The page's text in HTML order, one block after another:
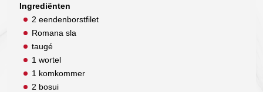
Ingrediënten
2 eendenborstfilet
Romana sla
taugé
1 wortel
1 komkommer
2 bosui